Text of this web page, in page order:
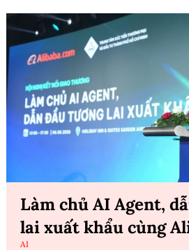
Làm chủ AI Agent,
lai xuất khẩu cùng
AI